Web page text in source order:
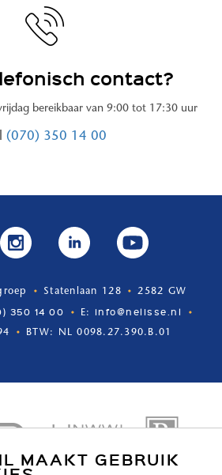
MAAKT GEBRUIK
contact?
bereikbaar van 9:00 tot 17:30 uur
(070) 350 14 00
Statenlaan 128 2582 GW
350 14 00 E: info@nelisse.nl
BTW: NL 0098.27.390.B.01